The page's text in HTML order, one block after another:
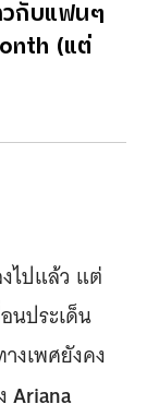
วกับแฟนๆ
(แต่
ไปแล้ว แต่
นประเด็น
งเพศยังคง
Ariana